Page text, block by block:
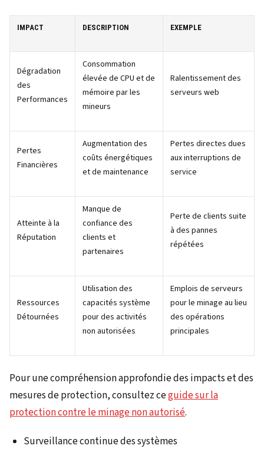
IMPACT DESCRIPTION EXEMPLE
Dégradation
des
Performances
Consommation
élevée de CPU et de
mémoire par les
mineurs
Ralentissement des
serveurs web
Pertes
Financières
Augmentation des
coûts énergétiques
et de maintenance
Pertes directes dues
aux interruptions de
service
Atteinte à la
Réputation
Manque de
confiance des
clients et
partenaires
Perte de clients suite
à des pannes
répétées
Ressources
Détournées
Utilisation des
capacités système
pour des activités
non autorisées
Emplois de serveurs
pour le minage au lieu
des opérations
principales
Pour une compréhension approfondie des impacts et des
mesures de protection, consultez ceguide sur la
protection contre le minage non autorisé.
Surveillance continue des systèmes